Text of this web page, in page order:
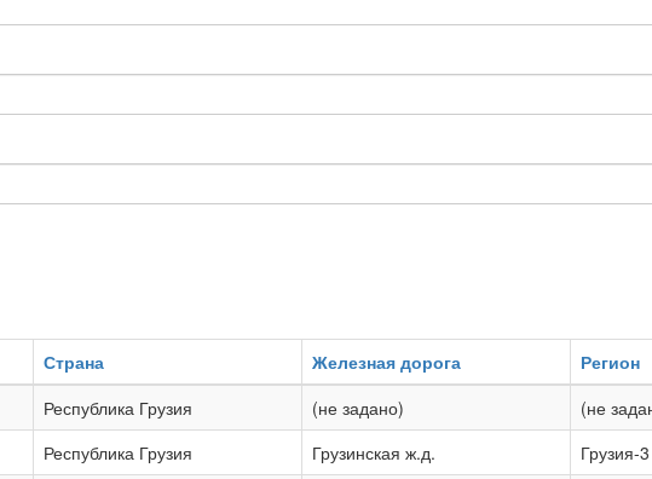
Страна Железная дорога
Регион
Республика Грузия (не задано)
(не
Республика Грузия Грузинская ж.д.
Грузия-3